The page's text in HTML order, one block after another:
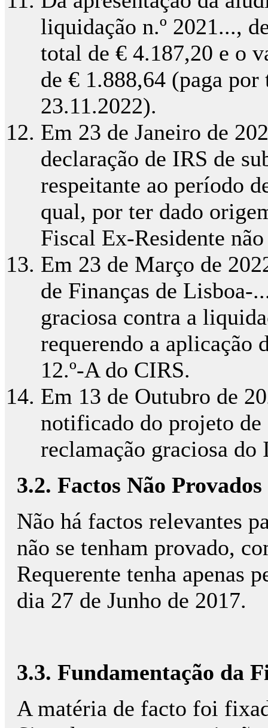
liquidação n.º 2021...,
total de € 4.187,20 e o
de € 1.888,64 (paga
23.11.2022).
Em 23 de Janeiro de
declaração de IRS de
respeitante ao período
qual, por ter dado
Fiscal Ex-Residente
Em 23 de Março de
de Finanças de Lisboa-
graciosa contra a
requerendo a aplicação
12.º-A do CIRS.
Em 13 de Outubro de
notificado do projeto de
reclamação graciosa do
3.2. Factos Não Provados
Não há factos relevantes
não se tenham provado,
Requerente tenha apenas
dia 27 de Junho de 2017.
3.3. Fundamentação da
A matéria de facto foi